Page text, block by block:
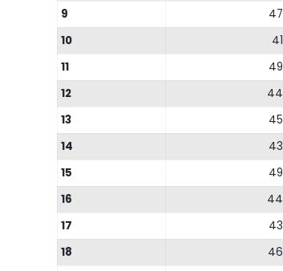
9
47
10
41
11
49
12
44
13
45
14
43
15
49
16
44
17
43
18
46